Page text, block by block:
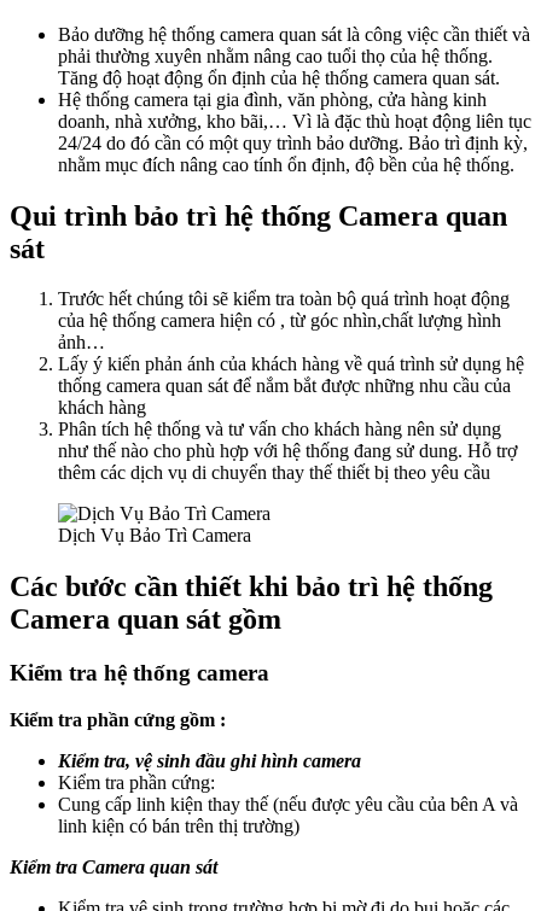
Bảo dưỡng hệ thống camera quan sát là công việc cần thiết và
phải thường xuyên nhằm nâng cao tuổi thọ của hệ thống.
Tăng độ hoạt động ổn định của hệ thống camera quan sát.
Hệ thống camera tại gia đình, văn phòng, cửa hàng kinh
doanh, nhà xưởng, kho bãi,… Vì là đặc thù hoạt động liên tục
24/24 do đó cần có một quy trình bảo dưỡng. Bảo trì định kỳ,
nhằm mục đích nâng cao tính ổn định, độ bền của hệ thống.
Qui trình bảo trì hệ thống Camera quan
sát
Trước hết chúng tôi sẽ kiểm tra toàn bộ quá trình hoạt động
của hệ thống camera hiện có , từ góc nhìn,chất lượng hình
ảnh…
Lấy ý kiến phản ánh của khách hàng về quá trình sử dụng hệ
thống camera quan sát để nắm bắt được những nhu cầu của
khách hàng
Phân tích hệ thống và tư vấn cho khách hàng nên sử dụng
như thế nào cho phù hợp với hệ thống đang sử dung. Hỗ trợ
thêm các dịch vụ di chuyển thay thế thiết bị theo yêu cầu
Dịch Vụ Bảo Trì Camera
Các bước cần thiết khi bảo trì hệ thống
Camera quan sát gồm
Kiểm tra hệ thống camera
Kiểm tra phần cứng gồm :
Kiểm tra, vệ sinh đầu ghi hình camera
Kiểm tra phần cứng:
Cung cấp linh kiện thay thế (nếu được yêu cầu của bên A và
linh kiện có bán trên thị trường)
Kiểm tra Camera quan sát